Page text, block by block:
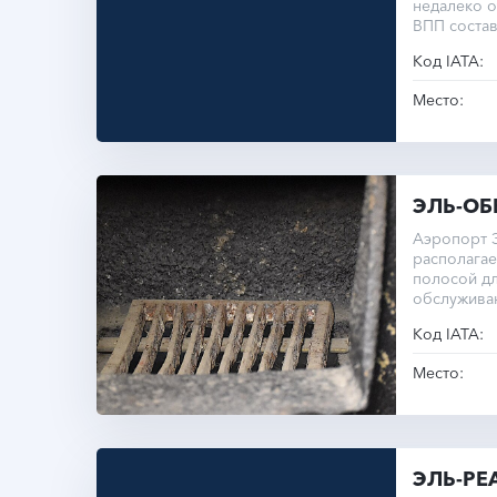
недалеко
ВПП
Код IATA:
Место:
ЭЛЬ-
Аэропорт
полосой
Код IATA:
Место:
ЭЛЬ-